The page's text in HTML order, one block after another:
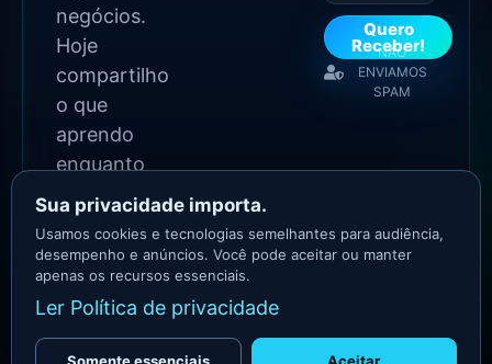
negócios.
Hoje
compartilho
o que
aprendo
enquanto
continuo
construindo.
Quero
Receber!
NÃO
ENVIAMOS
SPAM
os direitos reservados
Sua privacidade importa.
Usamos cookies e tecnologias semelhantes para audiência,
desempenho e anúncios. Você pode aceitar ou manter
apenas os recursos essenciais.
Ler Política de privacidade